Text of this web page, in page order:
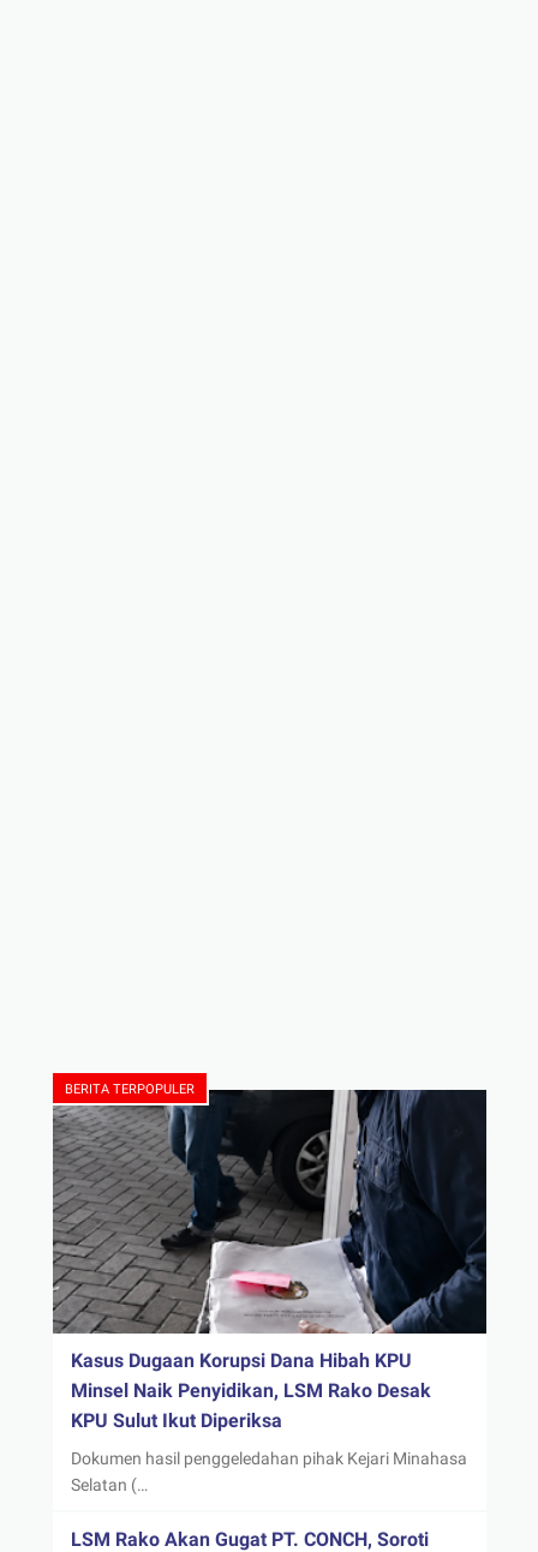
BERITA TERPOPULER
Kasus Dugaan Korupsi Dana Hibah KPU
Minsel Naik Penyidikan, LSM Rako Desak
KPU Sulut Ikut Diperiksa
Dokumen hasil penggeledahan pihak Kejari Minahasa
Selatan (…
LSM Rako Akan Gugat PT. CONCH, Soroti